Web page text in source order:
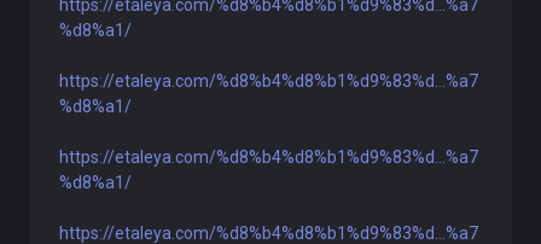
https://etaleya.com/%d8%b4%d8%b1%d9%83%d...%a7
%d8%a1/
https://etaleya.com/%d8%b4%d8%b1%d9%83%d...%a7
%d8%a1/
https://etaleya.com/%d8%b4%d8%b1%d9%83%d...%a7
%d8%a1/
https://etaleya.com/%d8%b4%d8%b1%d9%83%d...%a7